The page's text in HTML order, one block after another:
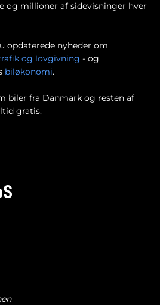
og millioner af sidevisninger hver
opdaterede nyheder om
og lovgivning - og
biløkonomi.
biler fra Danmark og resten af
gratis.